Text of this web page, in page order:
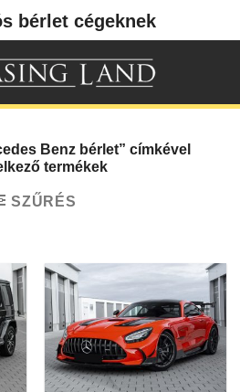
bérlet cégeknek
Benz bérlet” címkével
termékek
SZŰRÉS